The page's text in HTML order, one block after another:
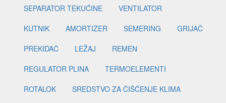
SEPARATOR TEKUĆINE
VENTILATOR
KUTNIK
AMORTIZER SEMERING
GRIJAČ
PREKIDAČ
LEŽAJ
REMEN
REGULATOR PLINA
TERMOELEMENTI
ROTALOK
SREDSTVO ZA ČIŠĆENJE KLIMA